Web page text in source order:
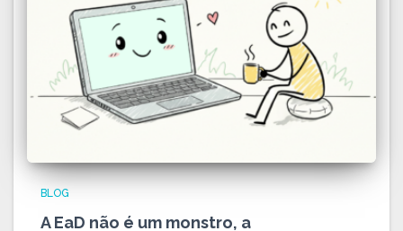
BLOG
A EaD não é um monstro, a